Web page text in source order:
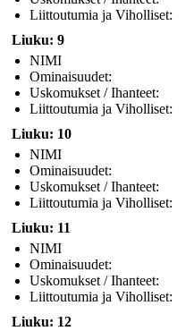
Liittoutumia ja Viholliset:
Liuku: 9
NIMI
Ominaisuudet:
Uskomukset / Ihanteet:
Liittoutumia ja Viholliset:
Liuku: 10
NIMI
Ominaisuudet:
Uskomukset / Ihanteet:
Liittoutumia ja Viholliset:
Liuku: 11
NIMI
Ominaisuudet:
Uskomukset / Ihanteet:
Liittoutumia ja Viholliset:
Liuku: 12